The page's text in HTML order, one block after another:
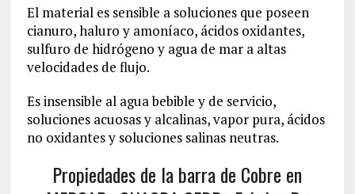
El material es sensible a soluciones que poseen
cianuro, haluro y amoníaco, ácidos oxidantes,
sulfuro de hidrógeno y agua de mar a altas
velocidades de flujo.
Es insensible al agua bebible y de servicio,
soluciones acuosas y alcalinas, vapor pura, ácidos
no oxidantes y soluciones salinas neutras.
Propiedades de la barra de Cobre en